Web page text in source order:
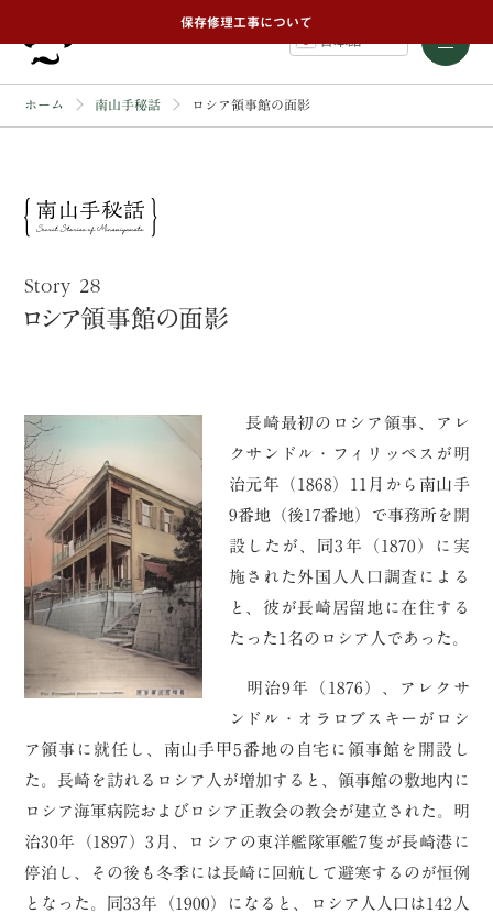
保存修理工事について
ホーム 南山手秘話 ロシア領事館の面影
Story 28
ロシア領事館の面影
長崎最初のロシア領事、アレ
クサンドル・フィリッペスが明
治元年（1868）11月から南山手
9番地（後17番地）で事務所を開
設したが、同3年（1870）に実
施された外国人人口調査による
と、彼が長崎居留地に在住する
たった1名のロシア人であった。
明治9年（1876）、アレクサ
ンドル・オラロブスキーがロシ
ア領事に就任し、南山手甲5番地の自宅に領事館を開設し
た。長崎を訪れるロシア人が増加すると、領事館の敷地内に
ロシア海軍病院およびロシア正教会の教会が建立された。明
治30年（1897）3月、ロシアの東洋艦隊軍艦7隻が長崎港に
停泊し、その後も冬季には長崎に回航して避寒するのが恒例
となった。同33年（1900）になると、ロシア人人口は142人